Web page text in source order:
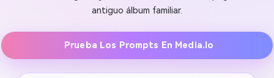
antiguo álbum familiar.
Prueba Los Prompts En Media.io